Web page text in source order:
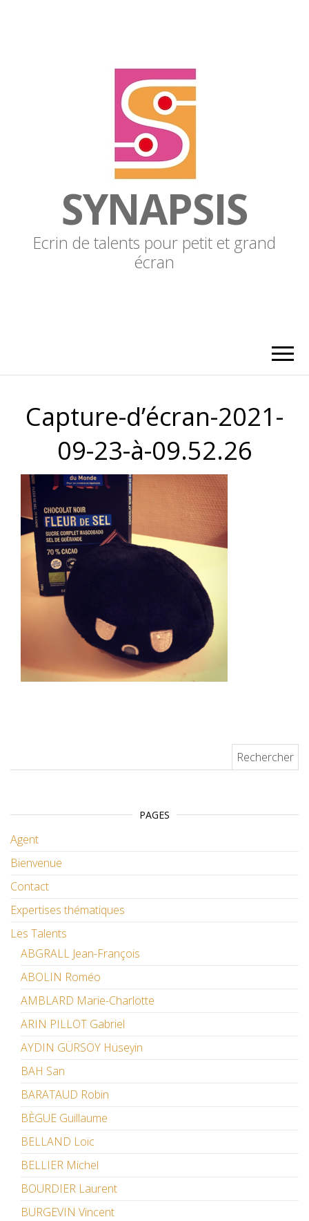
SYNAPSIS
Ecrin de talents pour petit et grand
écran
Capture-d’écran-2021-
09-23-à-09.52.26
PAGES
Agent
Bienvenue
Contact
Expertises thématiques
Les Talents
ABGRALL Jean-François
ABOLIN Roméo
AMBLARD Marie-Charlotte
ARIN PILLOT Gabriel
AYDIN GÜRSOY Hüseyin
BAH San
BARATAUD Robin
BÈGUE Guillaume
BELLAND Loïc
BELLIER Michel
BOURDIER Laurent
BURGEVIN Vincent